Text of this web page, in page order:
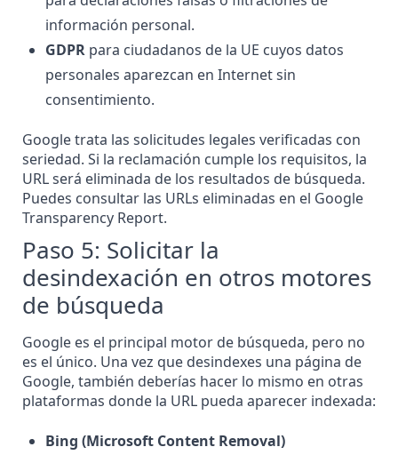
información personal.
GDPR para ciudadanos de la UE cuyos datos
personales aparezcan en Internet sin
consentimiento.
Google trata las solicitudes legales verificadas con
seriedad. Si la reclamación cumple los requisitos, la
URL será eliminada de los resultados de búsqueda.
Puedes consultar las URLs eliminadas en el Google
Transparency Report.
Paso 5: Solicitar la
desindexación en otros motores
de búsqueda
Google es el principal motor de búsqueda, pero no
es el único. Una vez que desindexes una página de
Google, también deberías hacer lo mismo en otras
plataformas donde la URL pueda aparecer indexada:
Bing (Microsoft Content Removal)